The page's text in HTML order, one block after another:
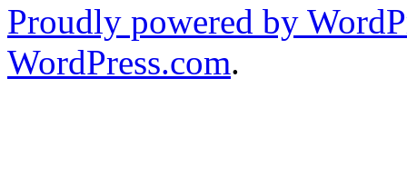
Proudly powered by
WordPress.com.